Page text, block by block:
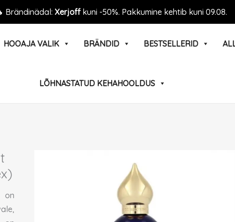
Brändinädal: Xerjoffkuni -50%. Pakkumine kehtib kuni 09.08.
HOOAJA VALIK BRÄNDID BESTSELLERID
LÕHNASTATUD KEHAHOOLDUS